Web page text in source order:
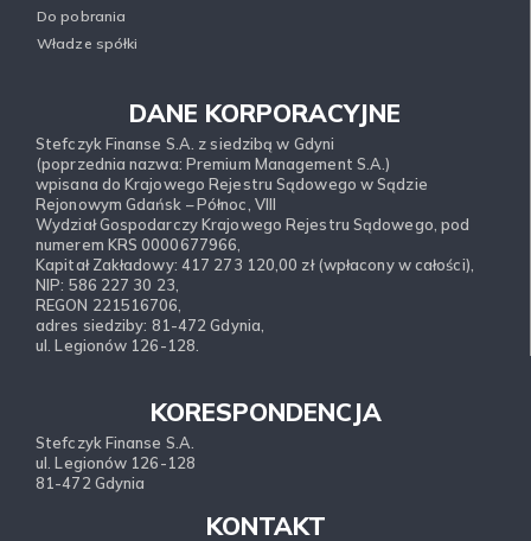
Do pobrania
Władze spółki
DANE KORPORACYJNE
Stefczyk Finanse S.A. z siedzibą w Gdyni
(poprzednia nazwa: Premium Management S.A.)
wpisana do Krajowego Rejestru Sądowego w Sądzie
Rejonowym Gdańsk – Północ, VIII
Wydział Gospodarczy Krajowego Rejestru Sądowego, pod
numerem KRS 0000677966,
Kapitał Zakładowy: 417 273 120,00 zł (wpłacony w całości),
NIP: 586 227 30 23,
REGON 221516706,
adres siedziby: 81-472 Gdynia,
ul. Legionów 126-128.
KORESPONDENCJA
Stefczyk Finanse S.A.
ul. Legionów 126-128
81-472 Gdynia
KONTAKT